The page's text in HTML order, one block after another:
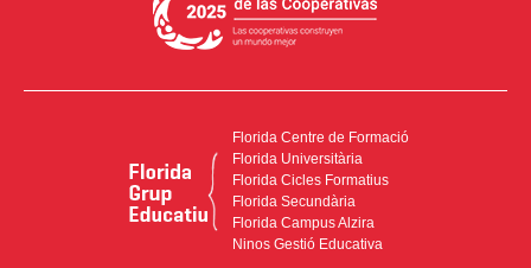
Florida Centre de Formació
Florida Universitària
Florida Cicles Formatius
Florida Secundària
Florida Campus Alzira
Ninos Gestió Educativa